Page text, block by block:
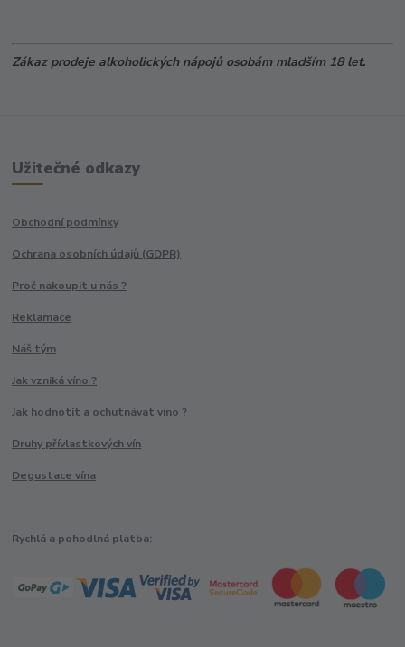
Zákaz prodeje alkoholických nápojů osobám mladším 18 let.
Užitečné odkazy
Obchodní podmínky
Ochrana osobních údajů (GDPR)
Proč nakoupit u nás ?
Reklamace
Náš tým
Jak vzniká víno ?
Jak hodnotit a ochutnávat víno ?
Druhy přívlastkových vín
Degustace vína
Rychlá a pohodlná platba: